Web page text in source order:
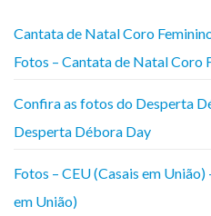
Cantata de Natal Coro
Fotos – Cantata de Natal Coro
Confira as fotos do Desperta
Desperta Débora Day
Fotos – CEU (Casais em União)
em União)